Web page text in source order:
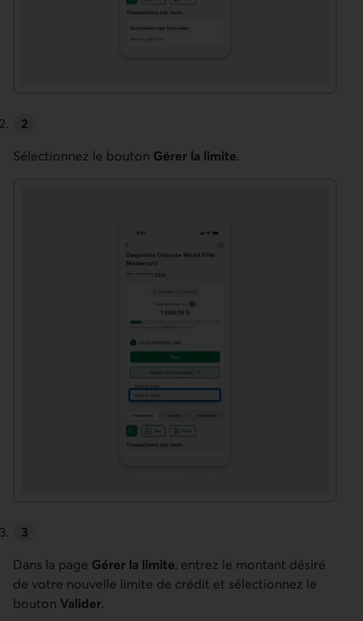
Sélectionnez le bouton Gérer la limite.
Dans la page Gérer la limite, entrez le montant désiré
de votre nouvelle limite de crédit et sélectionnez le
bouton Valider.